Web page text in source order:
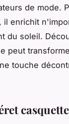
de mode.
il enrichit
du soleil.
peut
touche
casquette